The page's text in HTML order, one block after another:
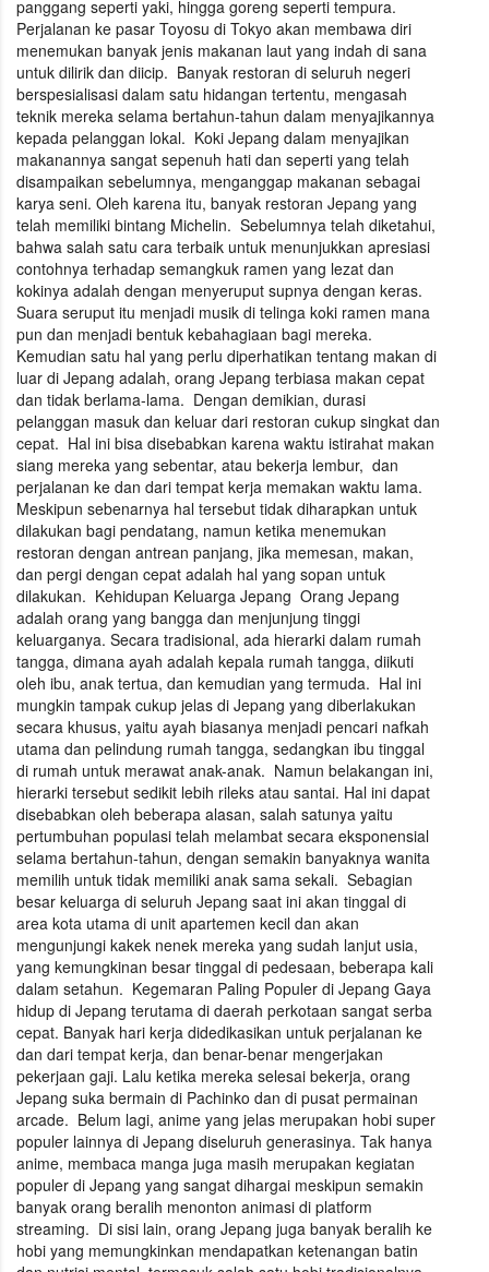
panggang seperti yaki, hingga goreng seperti tempura.
Perjalanan ke pasar Toyosu di Tokyo akan membawa diri
menemukan banyak jenis makanan laut yang indah di sana
untuk dilirik dan diicip. Banyak restoran di seluruh negeri
berspesialisasi dalam satu hidangan tertentu, mengasah
teknik mereka selama bertahun-tahun dalam menyajikannya
kepada pelanggan lokal. Koki Jepang dalam menyajikan
makanannya sangat sepenuh hati dan seperti yang telah
disampaikan sebelumnya, menganggap makanan sebagai
karya seni. Oleh karena itu, banyak restoran Jepang yang
telah memiliki bintang Michelin. Sebelumnya telah diketahui,
bahwa salah satu cara terbaik untuk menunjukkan apresiasi
contohnya terhadap semangkuk ramen yang lezat dan
kokinya adalah dengan menyeruput supnya dengan keras.
Suara seruput itu menjadi musik di telinga koki ramen mana
pun dan menjadi bentuk kebahagiaan bagi mereka.
Kemudian satu hal yang perlu diperhatikan tentang makan di
luar di Jepang adalah, orang Jepang terbiasa makan cepat
dan tidak berlama-lama. Dengan demikian, durasi
pelanggan masuk dan keluar dari restoran cukup singkat dan
cepat. Hal ini bisa disebabkan karena waktu istirahat makan
siang mereka yang sebentar, atau bekerja lembur, dan
perjalanan ke dan dari tempat kerja memakan waktu lama.
Meskipun sebenarnya hal tersebut tidak diharapkan untuk
dilakukan bagi pendatang, namun ketika menemukan
restoran dengan antrean panjang, jika memesan, makan,
dan pergi dengan cepat adalah hal yang sopan untuk
dilakukan. Kehidupan Keluarga Jepang Orang Jepang
adalah orang yang bangga dan menjunjung tinggi
keluarganya. Secara tradisional, ada hierarki dalam rumah
tangga, dimana ayah adalah kepala rumah tangga, diikuti
oleh ibu, anak tertua, dan kemudian yang termuda. Hal ini
mungkin tampak cukup jelas di Jepang yang diberlakukan
secara khusus, yaitu ayah biasanya menjadi pencari nafkah
utama dan pelindung rumah tangga, sedangkan ibu tinggal
di rumah untuk merawat anak-anak. Namun belakangan ini,
hierarki tersebut sedikit lebih rileks atau santai. Hal ini dapat
disebabkan oleh beberapa alasan, salah satunya yaitu
pertumbuhan populasi telah melambat secara eksponensial
selama bertahun-tahun, dengan semakin banyaknya wanita
memilih untuk tidak memiliki anak sama sekali. Sebagian
besar keluarga di seluruh Jepang saat ini akan tinggal di
area kota utama di unit apartemen kecil dan akan
mengunjungi kakek nenek mereka yang sudah lanjut usia,
yang kemungkinan besar tinggal di pedesaan, beberapa kali
dalam setahun. Kegemaran Paling Populer di Jepang Gaya
hidup di Jepang terutama di daerah perkotaan sangat serba
cepat. Banyak hari kerja didedikasikan untuk perjalanan ke
dan dari tempat kerja, dan benar-benar mengerjakan
pekerjaan gaji. Lalu ketika mereka selesai bekerja, orang
Jepang suka bermain di Pachinko dan di pusat permainan
arcade. Belum lagi, anime yang jelas merupakan hobi super
populer lainnya di Jepang diseluruh generasinya. Tak hanya
anime, membaca manga juga masih merupakan kegiatan
populer di Jepang yang sangat dihargai meskipun semakin
banyak orang beralih menonton animasi di platform
streaming. Di sisi lain, orang Jepang juga banyak beralih ke
hobi yang memungkinkan mendapatkan ketenangan batin